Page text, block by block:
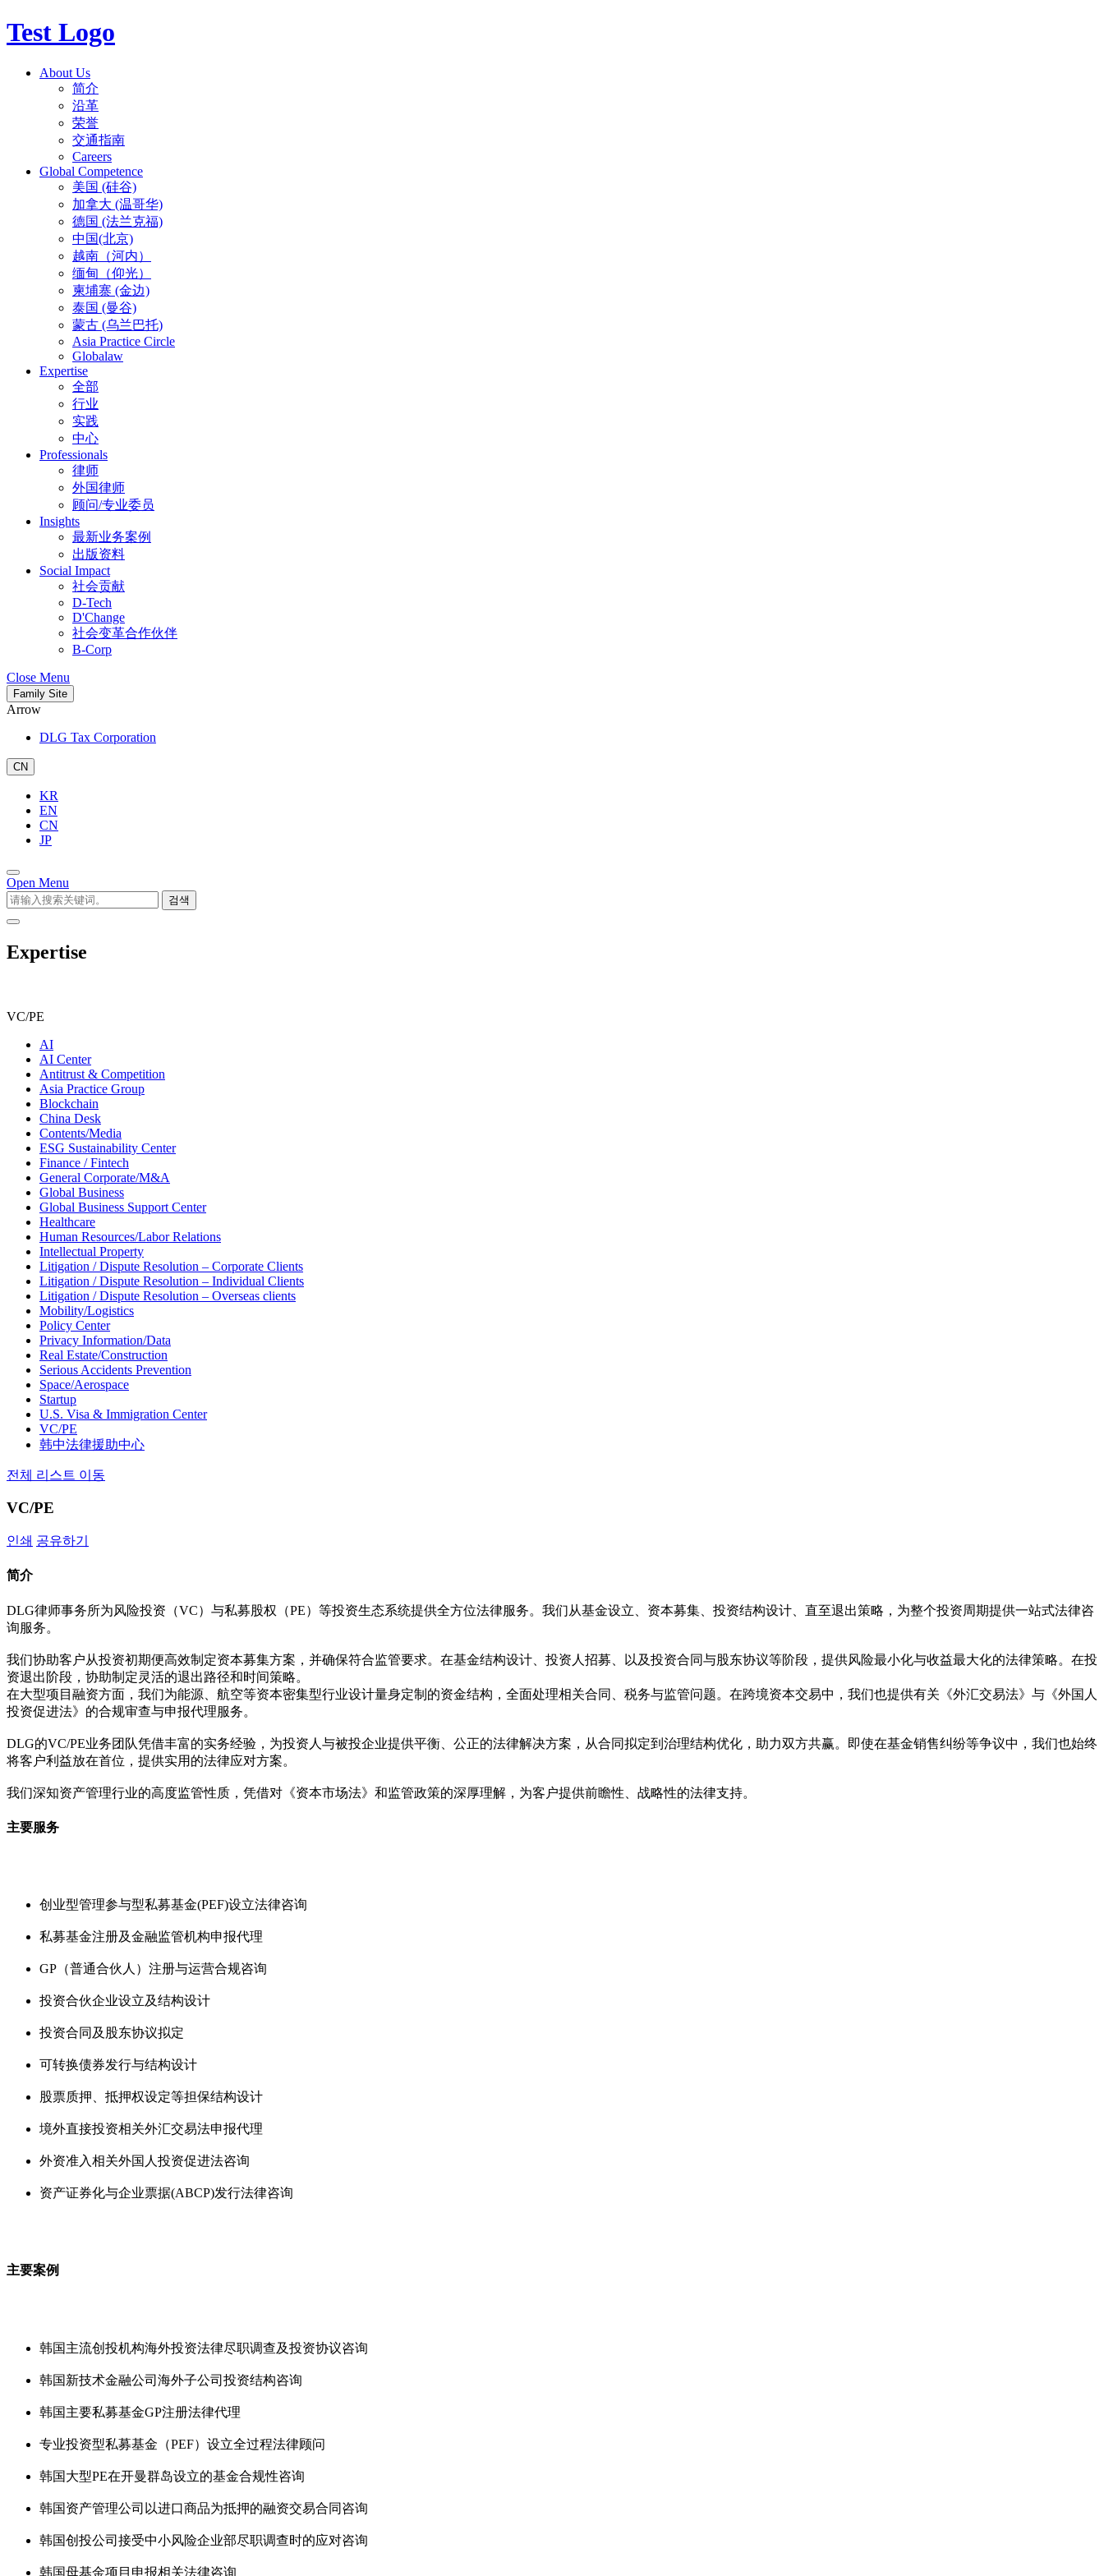
Test Logo
About Us
简介
沿革
荣誉
交通指南
Careers
Global Competence
美国 (硅谷)
加拿大 (温哥华)
德国 (法兰克福)
中国(北京)
越南（河内）
缅甸（仰光）
柬埔寨 (金边)
泰国 (曼谷)
蒙古 (乌兰巴托)
Asia Practice Circle
Globalaw
Expertise
全部
行业
实践
中心
Professionals
律师
外国律师
顾问/专业委员
Insights
最新业务案例
出版资料
Social Impact
社会贡献
D-Tech
D'Change
社会变革合作伙伴
B-Corp
Close Menu
Family Site
Arrow
DLG Tax Corporation
CN
KR
EN
CN
JP
Open Menu
검색
Expertise
VC/PE
AI
AI Center
Antitrust & Competition
Asia Practice Group
Blockchain
China Desk
Contents/Media
ESG Sustainability Center
Finance / Fintech
General Corporate/M&A
Global Business
Global Business Support Center
Healthcare
Human Resources/Labor Relations
Intellectual Property
Litigation / Dispute Resolution – Corporate Clients
Litigation / Dispute Resolution – Individual Clients
Litigation / Dispute Resolution – Overseas clients
Mobility/Logistics
Policy Center
Privacy Information/Data
Real Estate/Construction
Serious Accidents Prevention
Space/Aerospace
Startup
U.S. Visa & Immigration Center
VC/PE
韩中法律援助中心
전체 리스트 이동
VC/PE
인쇄 공유하기
简介
DLG律师事务所为风险投资（VC）与私募股权（PE）等投资生态系统提供全方位法律服务。我们从基金设立、资本募集、投资结构设计、直至退出策略，为整个投资周期提供一站式法律咨
询服务。
我们协助客户从投资初期便高效制定资本募集方案，并确保符合监管要求。在基金结构设计、投资人招募、以及投资合同与股东协议等阶段，提供风险最小化与收益最大化的法律策略。在投
资退出阶段，协助制定灵活的退出路径和时间策略。
在大型项目融资方面，我们为能源、航空等资本密集型行业设计量身定制的资金结构，全面处理相关合同、税务与监管问题。在跨境资本交易中，我们也提供有关《外汇交易法》与《外国人
投资促进法》的合规审查与申报代理服务。
DLG的VC/PE业务团队凭借丰富的实务经验，为投资人与被投企业提供平衡、公正的法律解决方案，从合同拟定到治理结构优化，助力双方共赢。即使在基金销售纠纷等争议中，我们也始终
将客户利益放在首位，提供实用的法律应对方案。
我们深知资产管理行业的高度监管性质，凭借对《资本市场法》和监管政策的深厚理解，为客户提供前瞻性、战略性的法律支持。
主要服务
创业型管理参与型私募基金(PEF)设立法律咨询
私募基金注册及金融监管机构申报代理
GP（普通合伙人）注册与运营合规咨询
投资合伙企业设立及结构设计
投资合同及股东协议拟定
可转换债券发行与结构设计
股票质押、抵押权设定等担保结构设计
境外直接投资相关外汇交易法申报代理
外资准入相关外国人投资促进法咨询
资产证券化与企业票据(ABCP)发行法律咨询
主要案例
韩国主流创投机构海外投资法律尽职调查及投资协议咨询
韩国新技术金融公司海外子公司投资结构咨询
韩国主要私募基金GP注册法律代理
专业投资型私募基金（PEF）设立全过程法律顾问
韩国大型PE在开曼群岛设立的基金合规性咨询
韩国资产管理公司以进口商品为抵押的融资交易合同咨询
韩国创投公司接受中小风险企业部尽职调查时的应对咨询
韩国母基金项目申报相关法律咨询